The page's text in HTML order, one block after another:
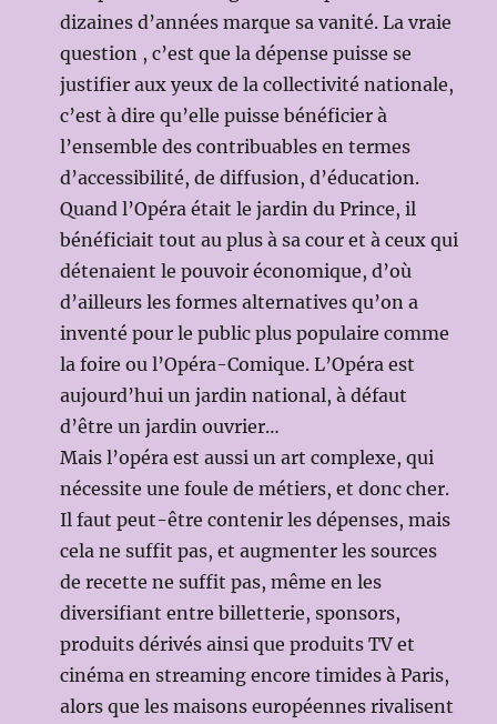
dizaines d’années marque sa vanité. La vraie
question , c’est que la dépense puisse se
justifier aux yeux de la collectivité nationale,
c’est à dire qu’elle puisse bénéficier à
l’ensemble des contribuables en termes
d’accessibilité, de diffusion, d’éducation.
Quand l’Opéra était le jardin du Prince, il
bénéficiait tout au plus à sa cour et à ceux qui
détenaient le pouvoir économique, d’où
d’ailleurs les formes alternatives qu’on a
inventé pour le public plus populaire comme
la foire ou l’Opéra-Comique. L’Opéra est
aujourd’hui un jardin national, à défaut
d’être un jardin ouvrier…
Mais l’opéra est aussi un art complexe, qui
nécessite une foule de métiers, et donc cher.
Il faut peut-être contenir les dépenses, mais
cela ne suffit pas, et augmenter les sources
de recette ne suffit pas, même en les
diversifiant entre billetterie, sponsors,
produits dérivés ainsi que produits TV et
cinéma en streaming encore timides à Paris,
alors que les maisons européennes rivalisent